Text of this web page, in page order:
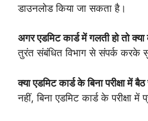
डाउनलोड किया जा सकता है।
अगर एडमिट कार्ड में गलती हो तो
तुरंत संबंधित विभाग से संपर्क करके
क्या एडमिट कार्ड के बिना परीक्षा में
नहीं, बिना एडमिट कार्ड के परीक्षा में